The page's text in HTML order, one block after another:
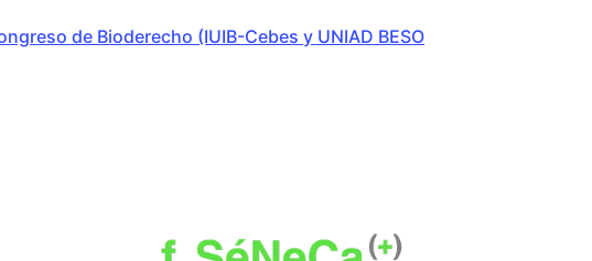
de Bioderecho (IUIB-Cebes y UNIAD BESO